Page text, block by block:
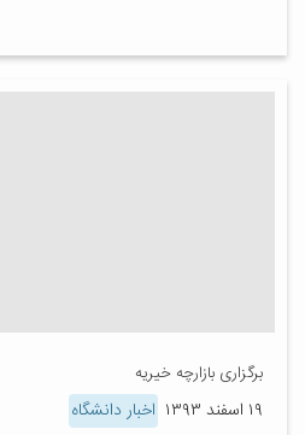
برگزاری بازارچه خیریه
۱۹ اسفند ۱۳۹۳ اخبار دانشگاه